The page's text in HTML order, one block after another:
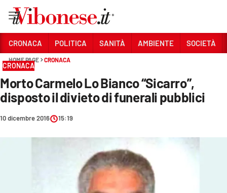
Sezioni
CRONACA
POLITICA
SANITÀ
CRONACA POLITICA SANITÀ AMBIENTE SOCIETÀ
HOME PAGE CRONACA
CRONACA
Morto Carmelo Lo Bianco “Sicarro”,
disposto il divieto di funerali pubblici
10 dicembre 2016 15:19